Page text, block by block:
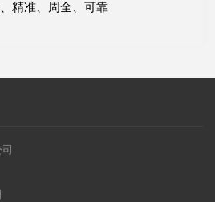
精准、周全、可靠